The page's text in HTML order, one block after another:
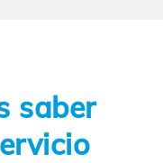
saber